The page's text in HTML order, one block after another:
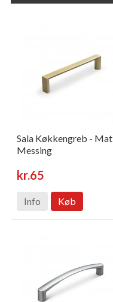
Sala Køkkengreb - Mat
Messing
kr.65
Info Køb